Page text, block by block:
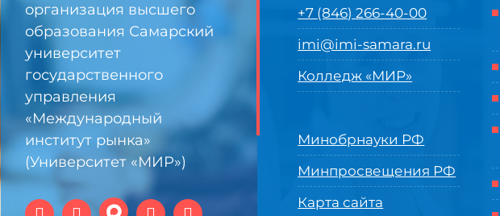
организация высшего
образования Самарский
университет
государственного
управления
«Международный
институт рынка»
(Университет «МИР»)
+7 (846) 266-40-00
imi@imi-samara.ru
Колледж «МИР»
Минобрнауки РФ
Минпросвещения РФ
Карта сайта